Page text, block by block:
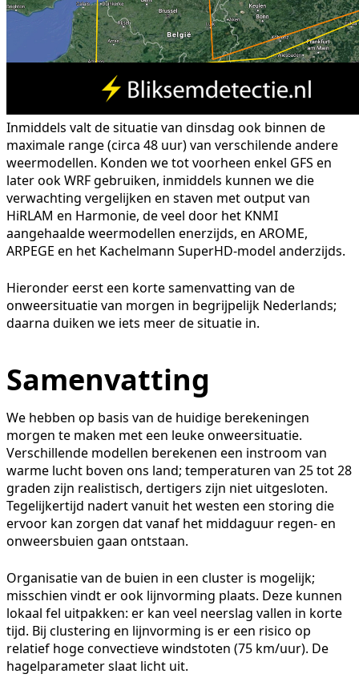
Inmiddels valt de situatie van dinsdag ook binnen de
maximale range (circa 48 uur) van verschilende andere
weermodellen. Konden we tot voorheen enkel GFS en
later ook WRF gebruiken, inmiddels kunnen we die
verwachting vergelijken en staven met output van
HiRLAM en Harmonie, de veel door het KNMI
aangehaalde weermodellen enerzijds, en AROME,
ARPEGE en het Kachelmann SuperHD-model anderzijds.
Hieronder eerst een korte samenvatting van de
onweersituatie van morgen in begrijpelijk Nederlands;
daarna duiken we iets meer de situatie in.
Samenvatting
We hebben op basis van de huidige berekeningen
morgen te maken met een leuke onweersituatie.
Verschillende modellen berekenen een instroom van
warme lucht boven ons land; temperaturen van 25 tot 28
graden zijn realistisch, dertigers zijn niet uitgesloten.
Tegelijkertijd nadert vanuit het westen een storing die
ervoor kan zorgen dat vanaf het middaguur regen- en
onweersbuien gaan ontstaan.
Organisatie van de buien in een cluster is mogelijk;
misschien vindt er ook lijnvorming plaats. Deze kunnen
lokaal fel uitpakken: er kan veel neerslag vallen in korte
tijd. Bij clustering en lijnvorming is er een risico op
relatief hoge convectieve windstoten (75 km/uur). De
hagelparameter slaat licht uit.